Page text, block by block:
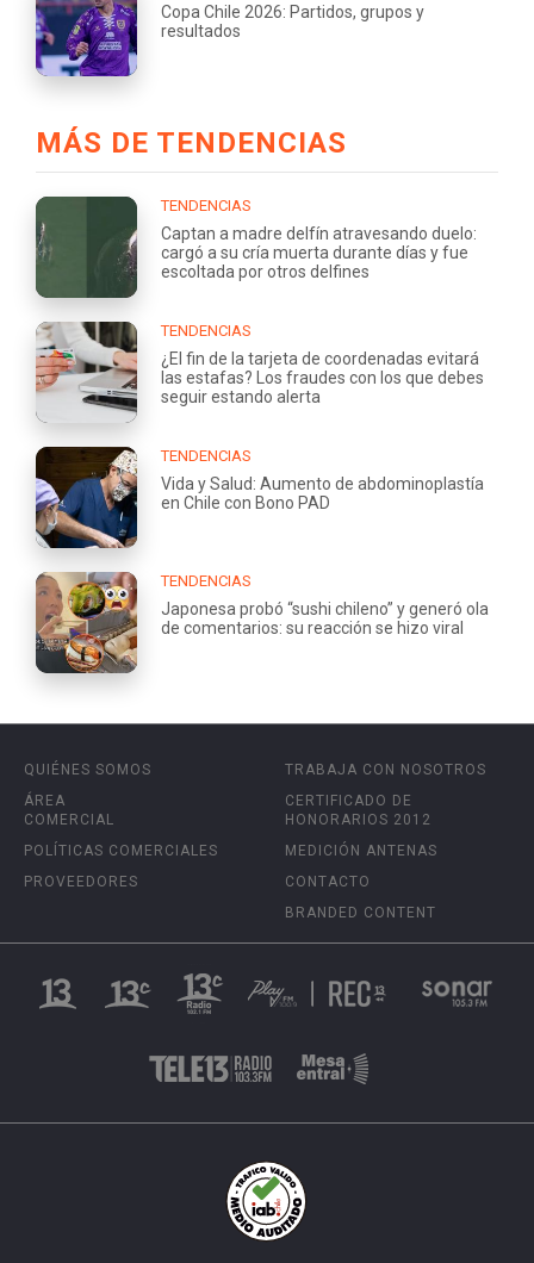
Copa Chile 2026: Partidos, grupos y
resultados
MÁS DE TENDENCIAS
TENDENCIAS
Captan a madre delfín atravesando duelo:
cargó a su cría muerta durante días y fue
escoltada por otros delfines
TENDENCIAS
¿El fin de la tarjeta de coordenadas evitará
las estafas? Los fraudes con los que debes
seguir estando alerta
TENDENCIAS
Vida y Salud: Aumento de abdominoplastía
en Chile con Bono PAD
TENDENCIAS
Japonesa probó “sushi chileno” y generó ola
de comentarios: su reacción se hizo viral
QUIÉNES SOMOS
ÁREA
COMERCIAL
POLÍTICAS COMERCIALES
PROVEEDORES
TRABAJA CON NOSOTROS
CERTIFICADO DE
HONORARIOS 2012
MEDICIÓN ANTENAS
CONTACTO
BRANDED CONTENT